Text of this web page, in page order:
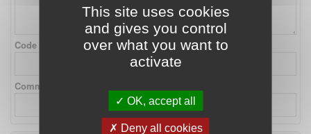
Code postal
Commune
This site uses cookies
and gives you control
over what you want to
activate
OK, accept all
Deny all cookies